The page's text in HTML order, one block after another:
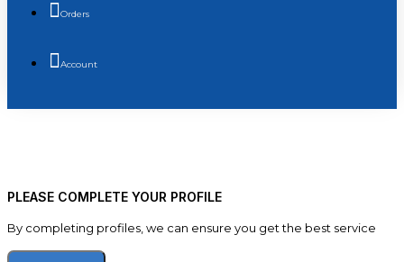
Orders
Account
PLEASE COMPLETE YOUR PROFILE
By completing profiles, we can ensure you get the best service